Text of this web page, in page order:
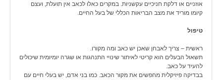
אוזניים או דלקת חניכיים עקשניות. במקרים כאלו לכאב אין תועלת, ועצם
קיומו מוריד את מצב הבריאות הכללי של בעל החיים.
טיפול
ראשית – צריך לאבחן שאכן יש כאב ומה מקורו.
תשאול הבעלים הוא קריטי לאיתור שינויי התנהגות או שגרה יומיומית שיכולים
להעיד על כאב.
בבדיקה פיזיקלית מחפשים את מקור הכאב. כמו בני אדם, יש בעלי חיים עם